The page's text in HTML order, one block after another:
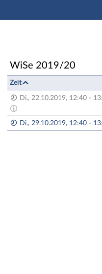
Fußzeile
LunchLecture:
WiSe 2019/20
Zeit
Di., 22.10.2019, 12:40 -
Di., 29.10.2019, 12:40 -